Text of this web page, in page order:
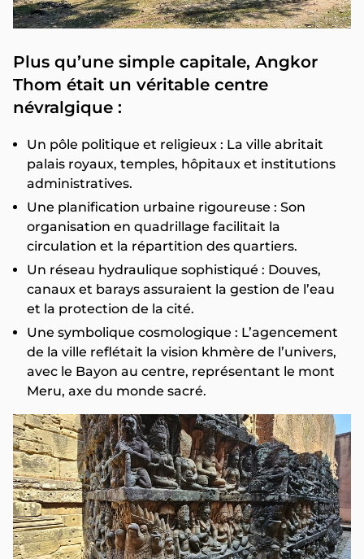
Plus qu’une simple capitale, Angkor
Thom était un véritable centre
névralgique :
Un pôle politique et religieux : La ville abritait
palais royaux, temples, hôpitaux et institutions
administratives.
Une planification urbaine rigoureuse : Son
organisation en quadrillage facilitait la
circulation et la répartition des quartiers.
Un réseau hydraulique sophistiqué : Douves,
canaux et barays assuraient la gestion de l’eau
et la protection de la cité.
Une symbolique cosmologique : L’agencement
de la ville reflétait la vision khmère de l’univers,
avec le Bayon au centre, représentant le mont
Meru, axe du monde sacré.